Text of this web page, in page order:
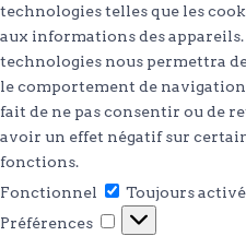
technologies telles que les
aux informations des
technologies nous permettra
le comportement de navigation
fait de ne pas consentir ou de
avoir un effet négatif sur
fonctions.
Fonctionnel
Fonctionnel
Toujours activé
Préférences
Préférences